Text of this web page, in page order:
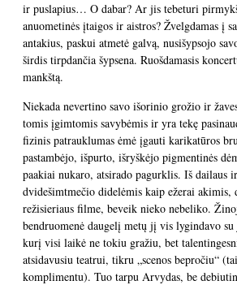
ir puslapius… O dabar? Ar jis tebeturi
anuometinės įtaigos ir aistros? Žvelgdamas į
antakius, paskui atmetė galvą, nusišypsojo
širdis tirpdančia šypsena. Ruošdamasis
mankštą.
Niekada nevertino savo išorinio grožio ir
tomis įgimtomis savybėmis ir yra tekę
fizinis patrauklumas ėmė įgauti karikatūros
pastambėjo, išpurto, išryškėjo pigmentinės
paakiai nukaro, atsirado pagurklis. Iš dailaus
dvidešimtmečio didelėmis kaip ežerai akimis,
režisieriaus filme, beveik nieko nebeliko.
bendruomenė daugelį metų jį vis lygindavo
kurį visi laikė ne tokiu gražiu, bet
atsidavusiu teatrui, tikru „scenos bepročiu“
komplimentu). Tuo tarpu Arvydas, be